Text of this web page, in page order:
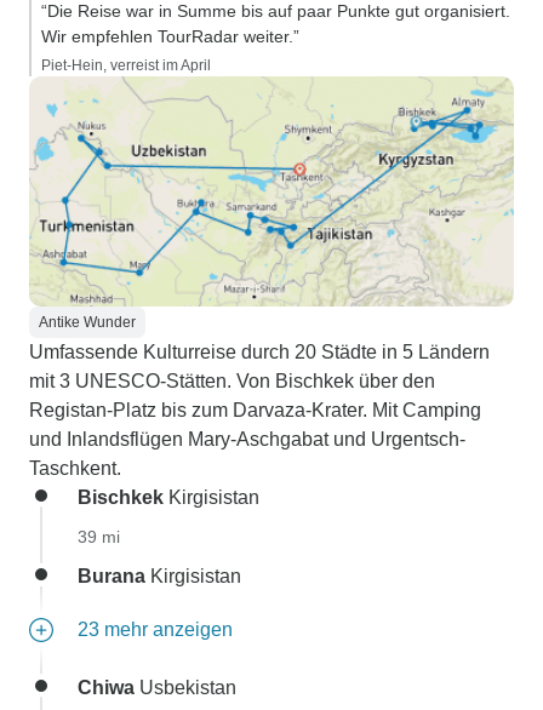
“Die Reise war in Summe bis auf paar Punkte gut organisiert.
Wir empfehlen TourRadar weiter.”
Piet-Hein, verreist im April
Antike Wunder
Umfassende Kulturreise durch 20 Städte in 5 Ländern
mit 3 UNESCO-Stätten. Von Bischkek über den
Registan-Platz bis zum Darvaza-Krater. Mit Camping
und Inlandsflügen Mary-Aschgabat und Urgentsch-
Taschkent.
Bischkek Kirgisistan
39 mi
Burana Kirgisistan
23 mehr anzeigen
Chiwa Usbekistan